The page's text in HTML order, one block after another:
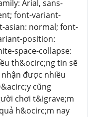
Arial, sans-
font-variant-
asian: normal; font-
position:
space-collapse:
th&ocirc;ng tin sẽ
được nhiều
cũng
chơi t&igrave;m
h&ocirc;m nay